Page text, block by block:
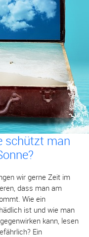
schützt man
wir gerne Zeit im
dass man am
Wie ein
ist und wie man
kann, lesen
Ein